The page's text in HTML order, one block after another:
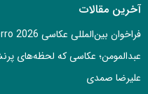
آخرین مقالات
فراخوان بین‌المللی عکاسی Caminos de Hierro 2026 سی‌وسومین دوره
عبدالمومن؛ عکاسی که لحظه‌های
علیرضا صمدی